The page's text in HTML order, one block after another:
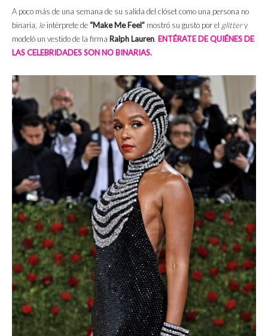
A poco más de una semana de su salida del clóset como una persona no
binaria, le intérprete de “Make Me Feel” mostró su gusto por el glittery
modeló un vestido de la firma Ralph Lauren. ENTÉRATE DE QUIÉNES DE
LAS CELEBRIDADES SON NO BINARIAS.